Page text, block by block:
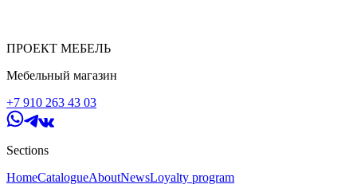
ПРОЕКТ МЕБЕЛЬ
Мебельный магазин
+7 910 263 43 03
Sections
HomeCatalogueAboutNewsLoyalty program